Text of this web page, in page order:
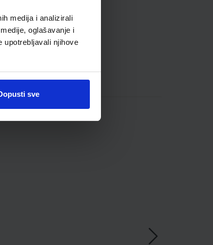
medija i analizirali
oglašavanje i
upotrebljavali njihove
sve